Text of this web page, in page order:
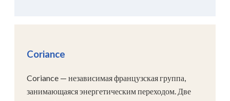
Coriance
Coriance — независимая французская группа,
занимающаяся энергетическим переходом. Две